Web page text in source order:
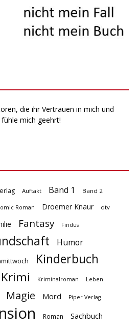
die ihr Vertrauen in mich und
mich geehrt!
Auftakt Band 1 Band 2
Roman Droemer Knaur dtv
Fantasy Findus
Humor
Kinderbuch
Krimi Kriminalroman Leben
Magie Mord Piper Verlag
Roman Sachbuch